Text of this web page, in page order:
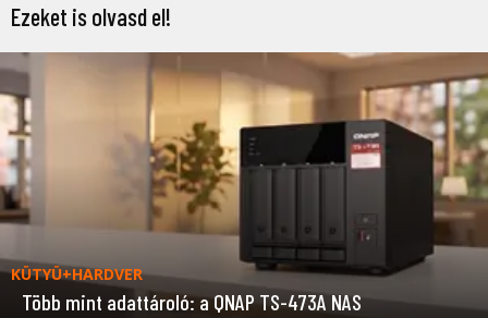
Ezeket is olvasd el!
KÜTYÜ+HARDVER
Több mint adattároló: a QNAP TS-473A NAS